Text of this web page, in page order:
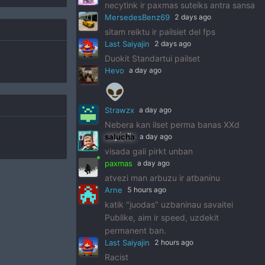
necytink ir paxmas suteiks antra sansa
MersedesBenz69 2 days ago
sitam reiktu ir pailsiet del fps
Last Saiyajin 2 days ago
Duokit Standartui pailset
Hevo a day ago
👽
Strawzx a day ago
Nebera kan ilset perma banas XXd
salucha a day ago
visada gali pirkt unban
paxmas a day ago
atvezi man arbuzu ir atbaninu
Arne 5 hours ago
katik "juodas" uzbaninau savaitei
Publike, aim ir speed, uzdekit
permanent ban.
Last Saiyajin 2 hours ago
Racist